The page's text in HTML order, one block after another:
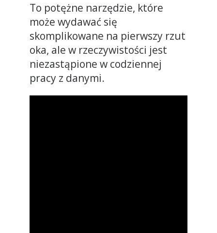
To potężne narzędzie, które
może wydawać się
skomplikowane na pierwszy rzut
oka, ale w rzeczywistości jest
niezastąpione w codziennej
pracy z danymi.